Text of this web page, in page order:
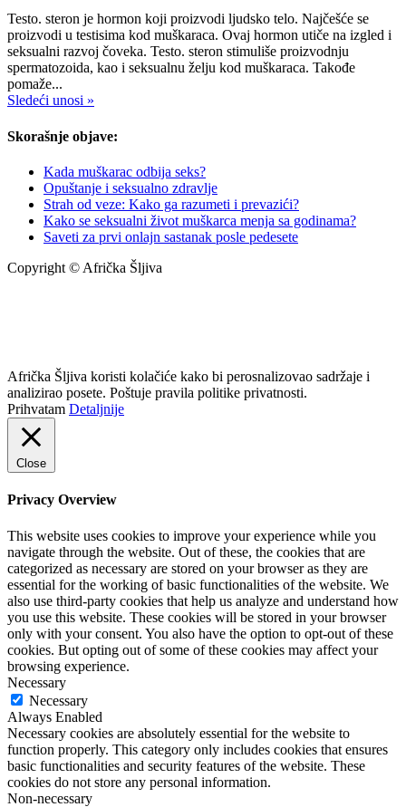
Testo. steron je hormon koji proizvodi ljudsko telo. Najčešće se
proizvodi u testisima kod muškaraca. Ovaj hormon utiče na izgled i
seksualni razvoj čoveka. Testo. steron stimuliše proizvodnju
spermatozoida, kao i seksualnu želju kod muškaraca. Takođe
pomaže...
Sledeći unosi »
Skorašnje objave:
Kada muškarac odbija seks?
Opuštanje i seksualno zdravlje
Strah od veze: Kako ga razumeti i prevazići?
Kako se seksualni život muškarca menja sa godinama?
Saveti za prvi onlajn sastanak posle pedesete
Copyright © Afrička Šljiva
Afrička Šljiva koristi kolačiće kako bi perosnalizovao sadržaje i
analizirao posete. Poštuje pravila politike privatnosti.
Prihvatam Detaljnije
Close
Privacy Overview
This website uses cookies to improve your experience while you
navigate through the website. Out of these, the cookies that are
categorized as necessary are stored on your browser as they are
essential for the working of basic functionalities of the website. We
also use third-party cookies that help us analyze and understand how
you use this website. These cookies will be stored in your browser
only with your consent. You also have the option to opt-out of these
cookies. But opting out of some of these cookies may affect your
browsing experience.
Necessary
Necessary
Always Enabled
Necessary cookies are absolutely essential for the website to
function properly. This category only includes cookies that ensures
basic functionalities and security features of the website. These
cookies do not store any personal information.
Non-necessary